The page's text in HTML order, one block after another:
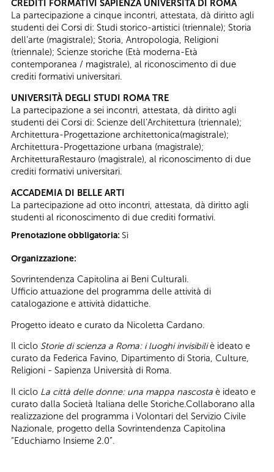
CREDITI FORMATIVI SAPIENZA UNIVERSITÀ DI ROMA
La partecipazione a cinque incontri, attestata, dà diritto agli
studenti dei Corsi di: Studi storico-artistici (triennale); Storia
dell’arte (magistrale); Storia, Antropologia, Religioni
(triennale); Scienze storiche (Età moderna-Età
contemporanea / magistrale), al riconoscimento di due
crediti formativi universitari.
UNIVERSITÀ DEGLI STUDI ROMA TRE
La partecipazione a sei incontri, attestata, dà diritto agli
studenti dei Corsi di: Scienze dell’Architettura (triennale);
Architettura-Progettazione architettonica(magistrale);
Architettura-Progettazione urbana (magistrale);
ArchitetturaRestauro (magistrale), al riconoscimento di due
crediti formativi universitari.
ACCADEMIA DI BELLE ARTI
La partecipazione ad otto incontri, attestata, dà diritto agli
studenti al riconoscimento di due crediti formativi.
Prenotazione obbligatoria: Sì
Organizzazione:
Sovrintendenza Capitolina ai Beni Culturali.
Ufficio attuazione del programma delle attività di
catalogazione e attività didattiche.
Progetto ideato e curato da Nicoletta Cardano.
Il ciclo Storie di scienza a Roma: i luoghi invisibiliè ideato e
curato da Federica Favino, Dipartimento di Storia, Culture,
Religioni - Sapienza Università di Roma.
Il ciclo La città delle donne: una mappa nascosta è ideato e
curato dalla Società Italiana delle Storiche.Collaborano alla
realizzazione del programma i Volontari del Servizio Civile
Nazionale, progetto della Sovrintendenza Capitolina
“Educhiamo Insieme 2.0”.